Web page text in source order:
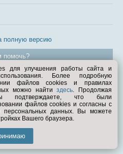
полную версию
помочь?
1998—2026
для улучшения работы сайта и
Более подробную
файлов cookies и правилах
можно найтиздесь. Продолжая
подтверждаете, что были
файлов cookies и согласны с
персональных данных. Вы можете
Вашего браузера.